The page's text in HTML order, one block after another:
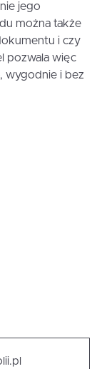
jego
można także
i czy
pozwala więc
wygodnie i bez